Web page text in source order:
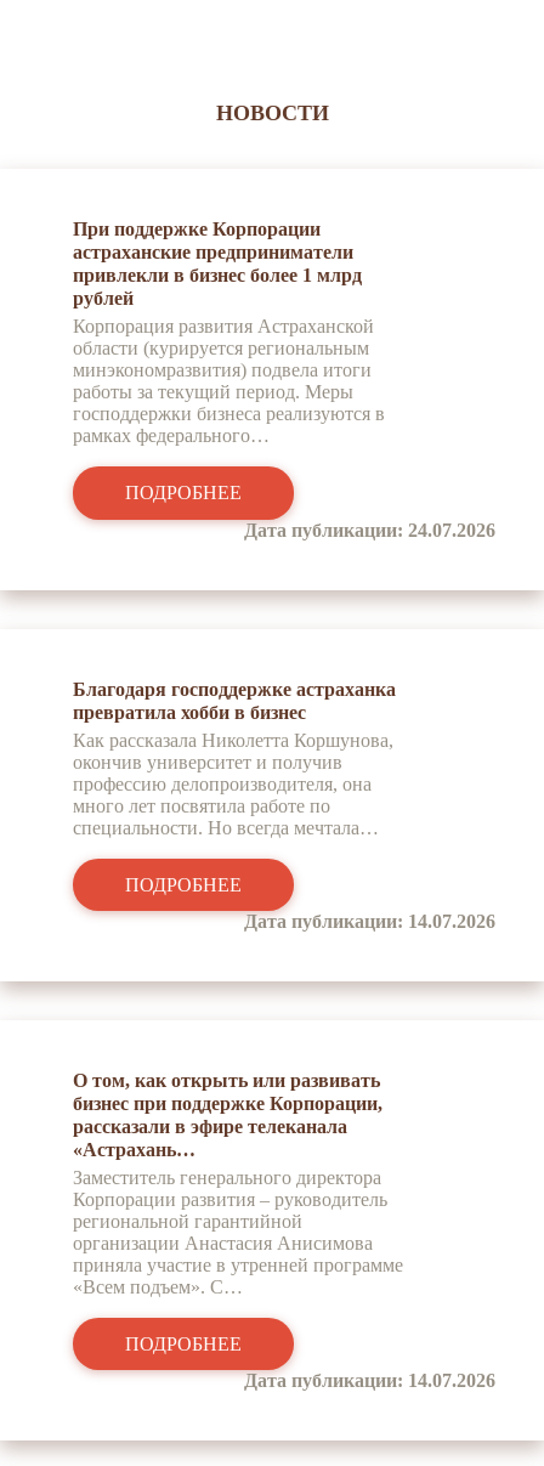
НОВОСТИ
При поддержке Корпорации
астраханские предприниматели
привлекли в бизнес более 1 млрд
рублей
Корпорация развития Астраханской
области (курируется региональным
минэкономразвития) подвела итоги
работы за текущий период. Меры
господдержки бизнеса реализуются в
рамках федерального…
ПОДРОБНЕЕ
Дата публикации: 24.07.2026
Благодаря господдержке астраханка
превратила хобби в бизнес
Как рассказала Николетта Коршунова,
окончив университет и получив
профессию делопроизводителя, она
много лет посвятила работе по
специальности. Но всегда мечтала…
ПОДРОБНЕЕ
Дата публикации: 14.07.2026
О том, как открыть или развивать
бизнес при поддержке Корпорации,
рассказали в эфире телеканала
«Астрахань…
Заместитель генерального директора
Корпорации развития – руководитель
региональной гарантийной
организации Анастасия Анисимова
приняла участие в утренней программе
«Всем подъем». С…
ПОДРОБНЕЕ
Дата публикации: 14.07.2026